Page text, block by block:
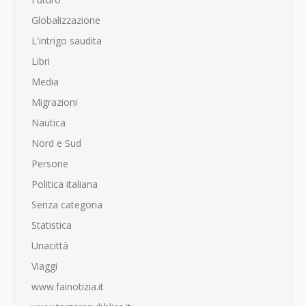
Globalizzazione
L'intrigo saudita
Libri
Media
Migrazioni
Nautica
Nord e Sud
Persone
Politica italiana
Senza categoria
Statistica
Unacittà
Viaggi
www.fainotizia.it